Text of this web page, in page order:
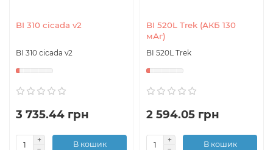
BI 310 cicada v2
BI 310 cicada v2
3 735.44 грн
В кошик
BI 520L Trek (АКБ 130
мАг)
BI 520L Trek
2 594.05 грн
В кошик